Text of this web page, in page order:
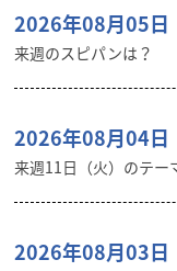
2026年08月05日
来週のスピパンは？
2026年08月04日
来週11日（火）のテー
2026年08月03日